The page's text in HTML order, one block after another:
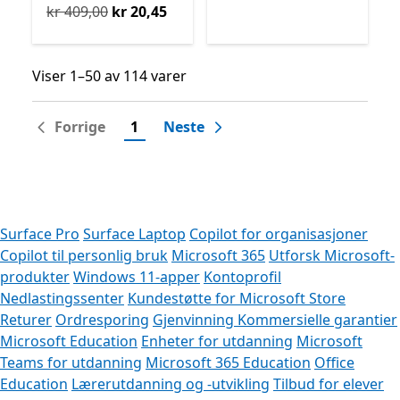
Opprinnelig kr 409,00 nå kr 20,45
kr 409,00 kr 20,45
Viser 1–50 av 114 varer
Viser 1–50 av 114 varer
Forrige 1 Neste
Surface Pro Surface Laptop Copilot for organisasjoner
Copilot til personlig bruk Microsoft 365 Utforsk Microsoft-
produkterWindows 11-apper Kontoprofil
Nedlastingssenter Kundestøtte for Microsoft Store
Returer Ordresporing Gjenvinning Kommersielle garantier
Microsoft Education Enheter for utdanning Microsoft
Teams for utdanning Microsoft 365 Education Office
Education Lærerutdanning og -utvikling Tilbud for elever